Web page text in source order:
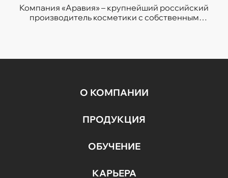
Компания «Аравия» – крупнейший российский
производитель косметики с собственным
О КОМПАНИИ
ПРОДУКЦИЯ
ОБУЧЕНИЕ
КАРЬЕРА